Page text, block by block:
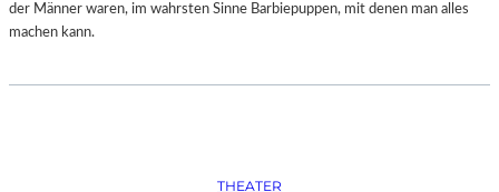
der Männer waren, im wahrsten Sinne Barbiepuppen, mit denen man alles
machen kann.
THEATER